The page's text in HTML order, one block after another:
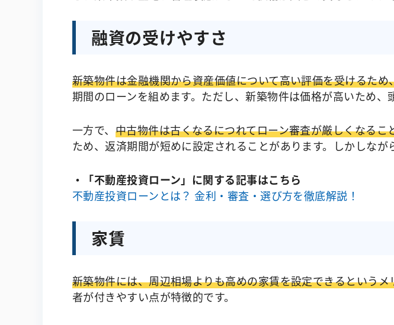
融資の受けやすさ
新築物件は金融機関から資産価値について高い評価を受けるた
期間のローンを組めます。ただし、新築物件は価格が高いため
一方で、 中古物件は古くなるにつれてローン審査が厳しくなるこ
ため、返済期間が短めに設定されることがあります。しかしな
・「不動産投資ローン」に関する記事はこちら
不動産投資ローンとは？ 金利・審査・選び方を徹底解説！
家賃
新築物件には、周辺相場よりも高めの家賃を設定できるというメ
者が付きやすい点が特徴的です。